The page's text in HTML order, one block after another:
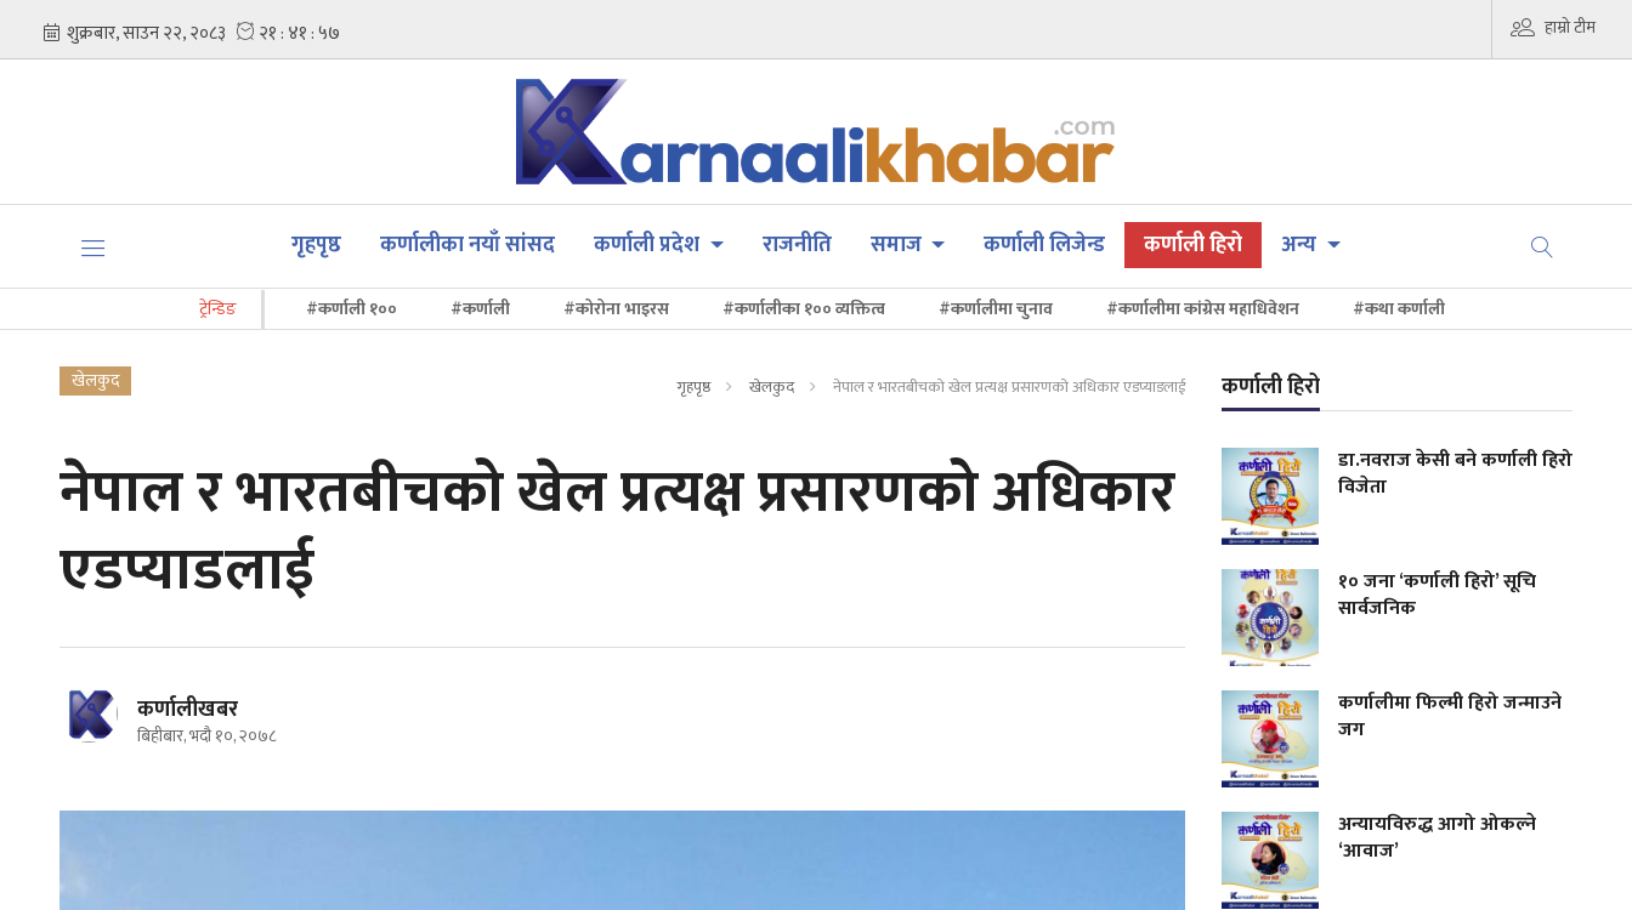
हाम्रो टीम
गृहपृष्ठ कर्णालीका नयाँ सांसद कर्णाली प्रदेश राजनीति समाज कर्णाली लिजेन्ड कर्णाली हिरो अन्य
ट्रेन्डिङ #कर्णाली १०० #कर्णाली #कोरोना भाइरस #कर्णालीका १०० व्यक्तित्व #कर्णालीमा चुनाव #कर्णालीमा कांग्रेस महाधिवेशन #कथा कर्णाली
खेलकुद गृहपृष्ठ खेलकुद नेपाल र भारतबीचको खेल प्रत्यक्ष प्रसारणको अधिकार एडप्याडलाई
नेपाल र भारतबीचको खेल प्रत्यक्ष प्रसारणको अधिकार
एडप्याडलाई
कर्णालीखबर
बिहीबार, भदौ १०, २०७८
कर्णाली हिरो
डा.नवराज केसी बने कर्णाली हिरो
विजेता
१० जना ‘कर्णाली हिरो’ सूचि
सार्वजनिक
कर्णालीमा फिल्मी हिरो जन्माउने
जग
अन्यायविरुद्ध आगो ओकल्ने
‘आवाज’